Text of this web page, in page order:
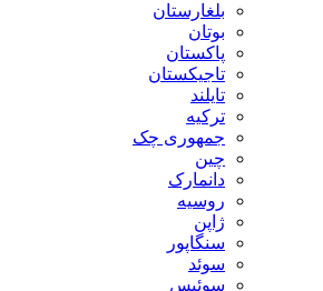
بلغارستان
بوتان
پاکستان
تاجیکستان
تایلند
ترکیه
جمهوری چک
چین
دانمارک
روسیه
ژاپن
سنگاپور
سوئد
سوئیس